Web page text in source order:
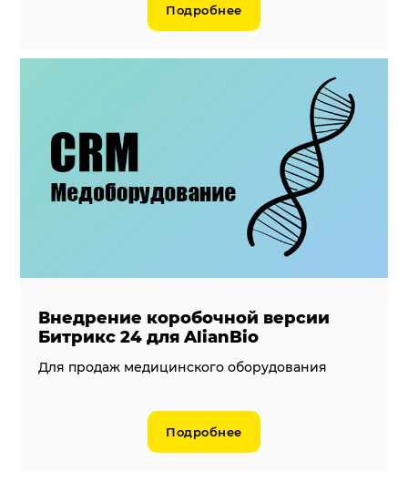
Подробнее
Внедрение коробочной версии
Битрикс 24 для AlianBio
Для продаж медицинского оборудования
Подробнее